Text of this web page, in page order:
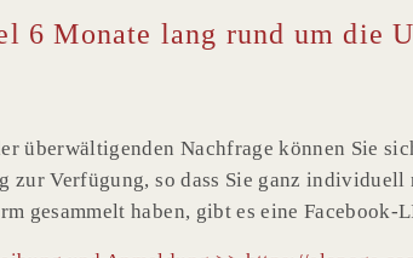
6 Monate lang rund um die
überwältigenden Nachfrage können Sie
zur Verfügung, so dass Sie ganz
gesammelt haben, gibt es eine Facebook-